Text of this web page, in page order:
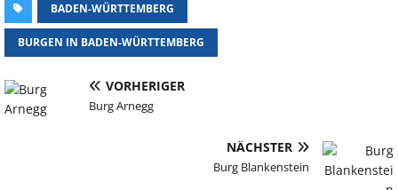
BADEN-WÜRTTEMBERG
BURGEN IN BADEN-WÜRTTEMBERG
VORHERIGER
Burg Arnegg
NÄCHSTER
Burg Blankenstein